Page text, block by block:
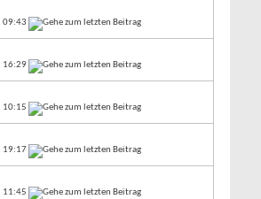
09:43
16:29
10:15
19:17
11:45